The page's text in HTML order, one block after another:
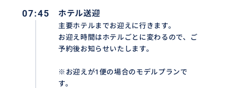
・濡れても良い服装 (※水着は事前にご着用のうえご参加く
【参加制限】
※ただし当日の海況次第でキャプテンが最終的な判断を下
07:45 ホテル送迎
主要ホテルまでお迎えに行きます。
お迎え時間はホテルごとに変わるので、ご
予約後お知らせいたします。
※お迎えが1便の場合のモデルプランで
す。